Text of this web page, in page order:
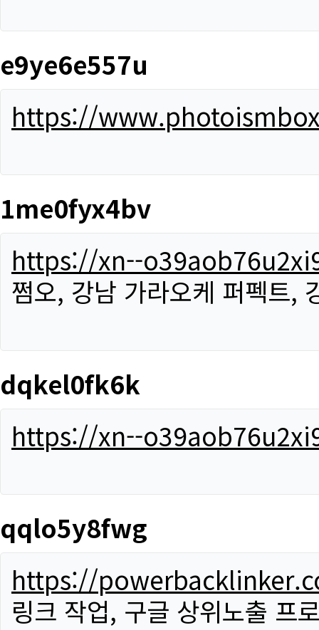
e9ye6e557u
https://
1me0fyx4bv
https://xn--
쩜오, 강남 가라오케 퍼펙트,
dqkel0fk6k
https://xn--
qqlo5y8fwg
https://
링크 작업, 구글 상위노출 프